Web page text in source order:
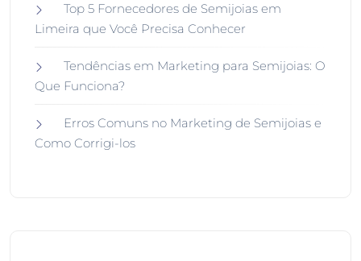
Top 5 Fornecedores de Semijoias em
Limeira que Você Precisa Conhecer
Tendências em Marketing para Semijoias: O
Que Funciona?
Erros Comuns no Marketing de Semijoias e
Como Corrigi-los